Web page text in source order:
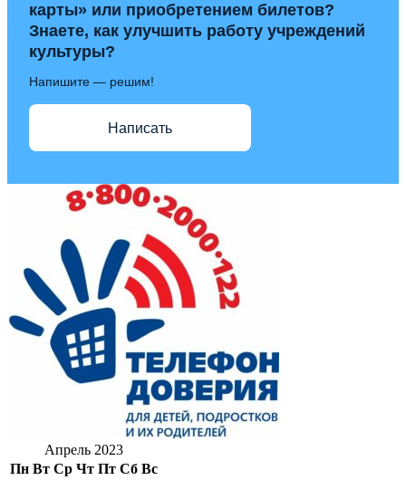
карты» или приобретением билетов?
Знаете, как улучшить работу учреждений
культуры?
Напишите — решим!
Написать
Апрель 2023
Пн Вт Ср Чт Пт Сб Вс